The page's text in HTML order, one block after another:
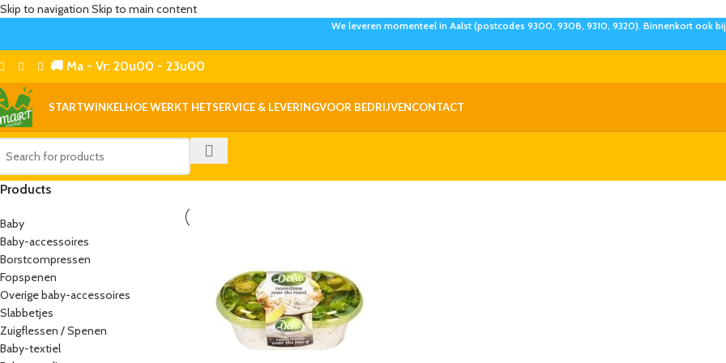
Skip to navigation Skip to main content
We leveren momenteel in Aalst (postcodes 9300, 9308, 9310, 9320). Binnenkort ook
🚚 Ma - Vr: 20u00 - 23u00
STARTWINKELHOE WERKT HETSERVICE & LEVERINGVOOR BEDRIJVENCONTACT
Products
Baby
Baby-accessoires
Borstcompressen
Fopspenen
Overige baby-accessoires
Slabbetjes
Zuigflessen / Spenen
Baby-textiel